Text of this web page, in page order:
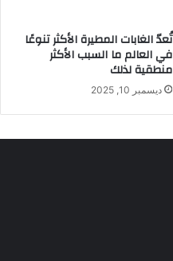
تُعدّ الغابات المطيرة الأكثر تنوعًا
في العالم ما السبب الأكثر
منطقية لذلك
ديسمبر 10, 2025